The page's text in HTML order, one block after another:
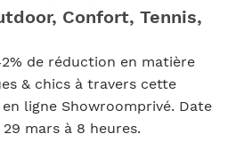
Confort, Tennis,
de réduction en matière
& chics à travers cette
ligne Showroomprivé. Date
mars à 8 heures.